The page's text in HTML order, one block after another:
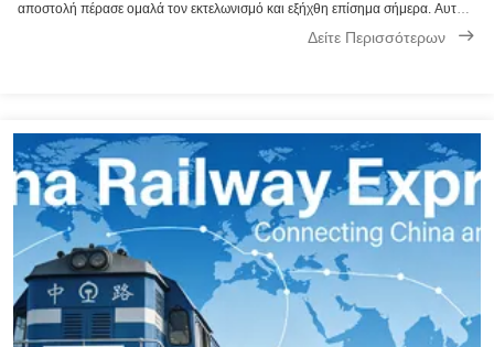
αποστολή πέρασε ομαλά τον εκτελωνισμό και εξήχθη επίσημα σήμερα. Αυτή η
παραγγελία, με προορισμό την Κολομβία, σηματοδοτεί ένα ακόμη ορόσημο
Δείτε Περισσότερων